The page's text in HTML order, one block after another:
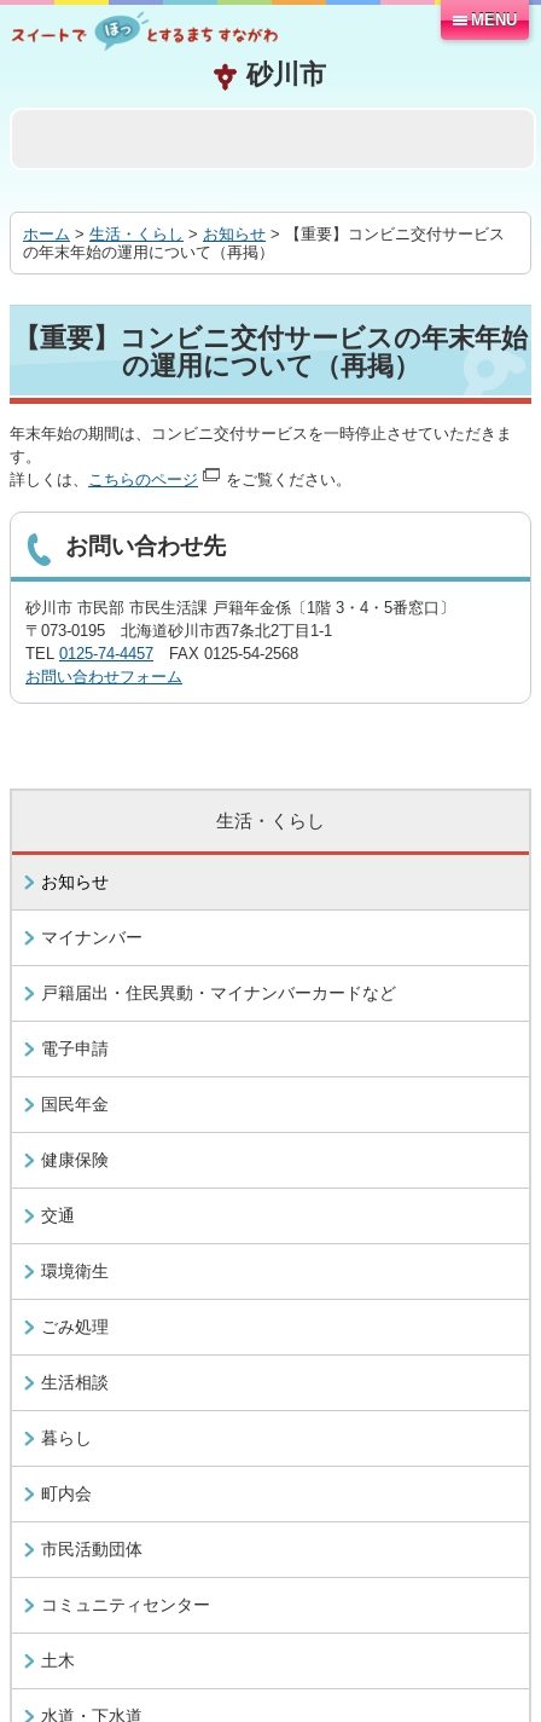
る
MENU
ホーム > 生活・くらし > お知らせ > 【重要】コンビニ交付サービス
の年末年始の運用について（再掲）
【重要】コンビニ交付サービスの年末年始
の運用について（再掲）
年末年始の期間は、コンビニ交付サービスを一時停止させていただきま
す。
詳しくは、 こちらのページ をご覧ください。
お問い合わせ先
砂川市 市民部 市民生活課 戸籍年金係〔1階 3・4・5番窓口〕
〒073-0195 北海道砂川市西7条北2丁目1-1
TEL 0125-74-4457 FAX 0125-54-2568
お問い合わせフォーム
生活・くらし
お知らせ
マイナンバー
戸籍届出・住民異動・マイナンバーカードなど
電子申請
国民年金
健康保険
交通
環境衛生
ごみ処理
生活相談
暮らし
町内会
市民活動団体
コミュニティセンター
土木
水道・下水道